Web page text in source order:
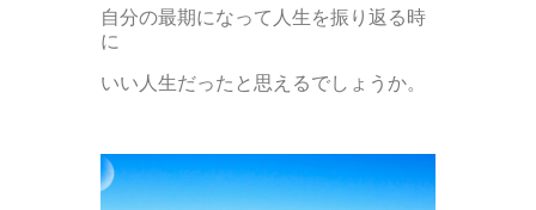
自分の最期になって人生を振り返る時
に
いい人生だったと思えるでしょうか。